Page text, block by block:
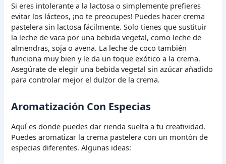
Si eres intolerante a la lactosa o simplemente prefieres
evitar los lácteos, ¡no te preocupes! Puedes hacer crema
pastelera sin lactosa fácilmente. Solo tienes que sustituir
la leche de vaca por una bebida vegetal, como leche de
almendras, soja o avena. La leche de coco también
funciona muy bien y le da un toque exótico a la crema.
Asegúrate de elegir una bebida vegetal sin azúcar añadido
para controlar mejor el dulzor de la crema.
Aromatización Con Especias
Aquí es donde puedes dar rienda suelta a tu creatividad.
Puedes aromatizar la crema pastelera con un montón de
especias diferentes. Algunas ideas: